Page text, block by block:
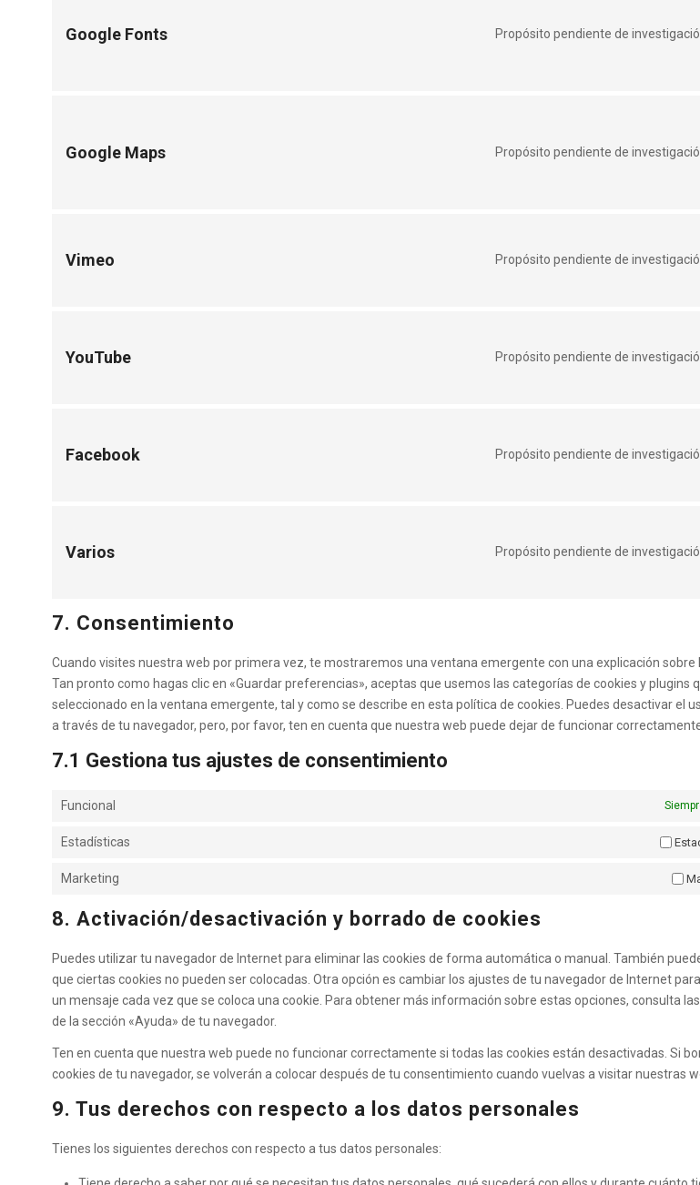
Google Fonts Propósito pendiente de
Google Maps Propósito pendiente de
Vimeo Propósito pendiente de
YouTube Propósito pendiente de
Facebook Propósito pendiente de
Varios Propósito pendiente de
7. Consentimiento
Cuando visites nuestra web por primera vez, te mostraremos una ventana emergente con una explicación sobre
Tan pronto como hagas clic en «Guardar preferencias», aceptas que usemos las categorías de cookies y plugins
seleccionado en la ventana emergente, tal y como se describe en esta política de cookies. Puedes desactivar el
a través de tu navegador, pero, por favor, ten en cuenta que nuestra web puede dejar de funcionar
7.1 Gestiona tus ajustes de consentimiento
Funcional
Estadísticas
Marketing
8. Activación/desactivación y borrado de cookies
Puedes utilizar tu navegador de Internet para eliminar las cookies de forma automática o manual. También
que ciertas cookies no pueden ser colocadas. Otra opción es cambiar los ajustes de tu navegador de Internet
un mensaje cada vez que se coloca una cookie. Para obtener más información sobre estas opciones, consulta
de la sección «Ayuda» de tu navegador.
Ten en cuenta que nuestra web puede no funcionar correctamente si todas las cookies están desactivadas. Si
cookies de tu navegador, se volverán a colocar después de tu consentimiento cuando vuelvas a visitar nuestras
9. Tus derechos con respecto a los datos personales
Tienes los siguientes derechos con respecto a tus datos personales: